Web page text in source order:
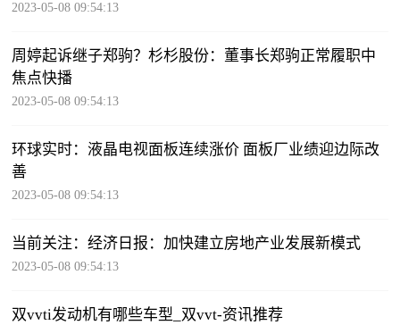
2023-05-08 09:54:13
周婷起诉继子郑驹？杉杉股份：董事长郑驹正常履职中
焦点快播
2023-05-08 09:54:13
环球实时：液晶电视面板连续涨价 面板厂业绩迎边际改
善
2023-05-08 09:54:13
当前关注：经济日报：加快建立房地产业发展新模式
2023-05-08 09:54:13
双vvti发动机有哪些车型_双vvt-资讯推荐